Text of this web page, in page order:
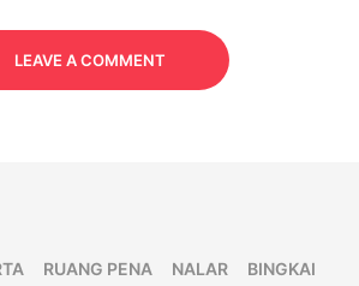
LEAVE A COMMENT
RUANG PENA NALAR
BINGKAI